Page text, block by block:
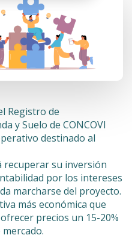
Registro de
y Suelo de CONCOVI
destinado al
recuperar su inversión
por los intereses
marcharse del proyecto.
más económica que
precios un 15-20%